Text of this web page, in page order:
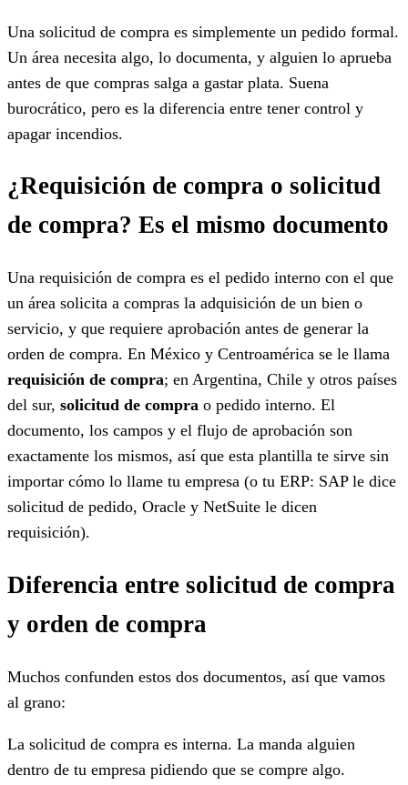
Una solicitud de compra es simplemente un pedido formal.
Un área necesita algo, lo documenta, y alguien lo aprueba
antes de que compras salga a gastar plata. Suena
burocrático, pero es la diferencia entre tener control y
apagar incendios.
¿Requisición de compra o solicitud
de compra? Es el mismo documento
Una requisición de compra es el pedido interno con el que
un área solicita a compras la adquisición de un bien o
servicio, y que requiere aprobación antes de generar la
orden de compra. En México y Centroamérica se le llama
requisición de compra; en Argentina, Chile y otros países
del sur, solicitud de compra o pedido interno. El
documento, los campos y el flujo de aprobación son
exactamente los mismos, así que esta plantilla te sirve sin
importar cómo lo llame tu empresa (o tu ERP: SAP le dice
solicitud de pedido, Oracle y NetSuite le dicen
requisición).
Diferencia entre solicitud de compra
y orden de compra
Muchos confunden estos dos documentos, así que vamos
al grano:
La solicitud de compra es interna. La manda alguien
dentro de tu empresa pidiendo que se compre algo.